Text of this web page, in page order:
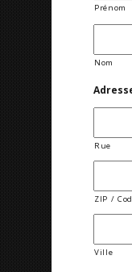
Prénom
Nom
Rue
ZIP /
Ville